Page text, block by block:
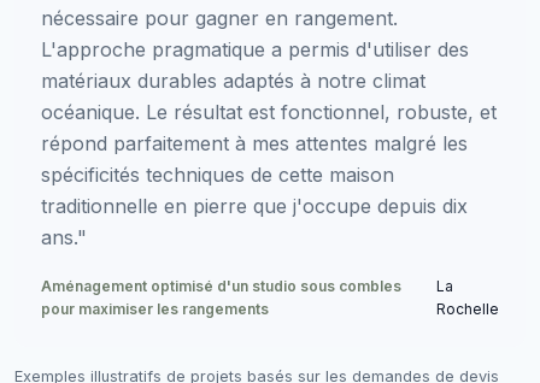
nécessaire pour gagner en rangement.
L'approche pragmatique a permis d'utiliser des
matériaux durables adaptés à notre climat
océanique. Le résultat est fonctionnel, robuste, et
répond parfaitement à mes attentes malgré les
spécificités techniques de cette maison
traditionnelle en pierre que j'occupe depuis dix
ans."
Aménagement optimisé d'un studio sous combles
pour maximiser les rangements
La
Rochelle
Exemples illustratifs de projets basés sur les demandes de devis